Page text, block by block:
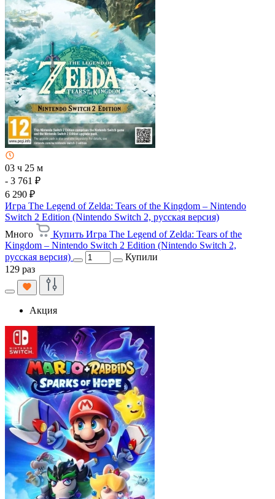
03 ч 25 м
- 3 761 ₽
6 290 ₽
Игра The Legend of Zelda: Tears of the Kingdom – Nintendo
Switch 2 Edition (Nintendo Switch 2, русская версия)
Много
Купить Игра The Legend of Zelda: Tears of the
Kingdom – Nintendo Switch 2 Edition (Nintendo Switch 2,
русская версия)
Купили
129 раз
Акция